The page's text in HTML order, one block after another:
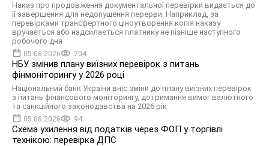
Наказ про продовження документальної перевірки видається до
її завершення для недопущення перерви. Наприклад, за
перевірками трансфертного ціноутворення копія наказу
вручається або надсилається платнику не пізніше наступного
робочого дня
05.08.2026 204
НБУ змінив плану виїзних перевірок з питань
фінмоніторингу у 2026 році
Національний банк України вніс зміни до плану виїзних перевірок
з питань фінансового моніторингу, дотримання вимог валютного
та санкційного законодавства на 2026 рік
05.08.2026 94
Схема ухилення від податків через ФОП у торгівлі
технікою: перевірка ДПС